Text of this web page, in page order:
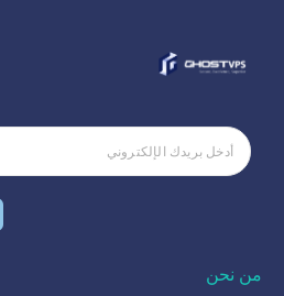
من نحن